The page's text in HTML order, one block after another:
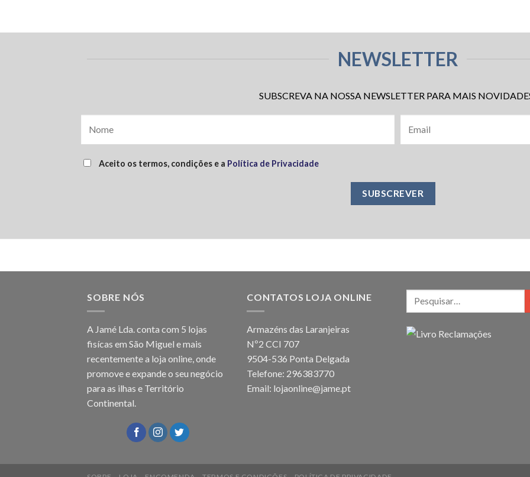
NEWSLETTER
SUBSCREVA NA NOSSA NEWSLETTER PARA MAIS
Aceito os termos, condições e a Política de Privacidade
SOBRE NÓS
A Jamé Lda. conta com 5 lojas
fisícas em São Miguel e mais
recentemente a loja online, onde
promove e expande o seu negócio
para as ilhas e Território
Continental.
CONTATOS LOJA ONLINE
Armazéns das Laranjeiras
Nº2 CCI 707
9504-536 Ponta Delgada
Telefone: 296383770
Email: lojaonline@jame.pt